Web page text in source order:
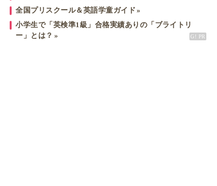
全国プリスクール＆英語学童ガイド
小学生で「英検準1級」合格実績ありの「ブライトリ
ー」とは？